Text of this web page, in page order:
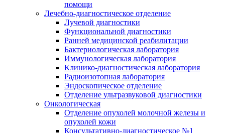
помощи
Лечебно-диагностическое отделение
Лучевой диагностики
Функциональной диагностики
Ранней медицинской реабилитации
Бактериологическая лаборатория
Иммунологическая лаборатория
Клинико-диагностическая лаборатория
Радиоизотопная лаборатория
Эндоскопическое отделение
Отделение ультразвуковой диагностики
Онкологическая
Отделение опухолей молочной железы и
опухолей кожи
Консультативно-диагностическое №1